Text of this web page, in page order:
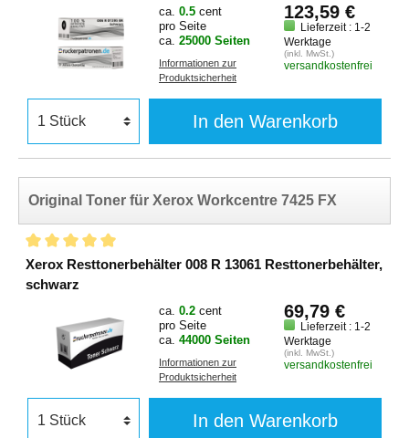
ca. 0.5 cent
pro Seite
ca. 25000 Seiten
Informationen zur
Produktsicherheit
123,59 €
Lieferzeit : 1-2
Werktage
(inkl. MwSt.)
versandkostenfrei
In den Warenkorb
Original Toner für Xerox Workcentre 7425 FX
Xerox Resttonerbehälter 008 R 13061 Resttonerbehälter,
schwarz
ca. 0.2 cent
pro Seite
ca. 44000 Seiten
Informationen zur
Produktsicherheit
69,79 €
Lieferzeit : 1-2
Werktage
(inkl. MwSt.)
versandkostenfrei
In den Warenkorb